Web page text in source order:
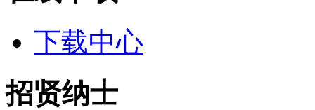
下载中心
招贤纳士